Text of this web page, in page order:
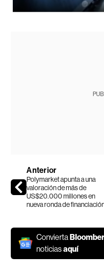
Anterior
Polymarket apunta a una
valoración de más de
US$20.000 millones en
nueva ronda de
Convierta
noticiasaquí